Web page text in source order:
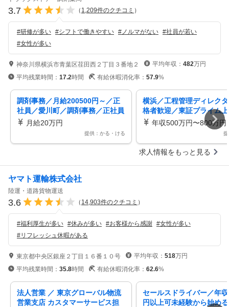
3.7 （ 1,209件のクチコミ ）
#研修が多い #シフトで働きやすい #ノルマがない #社員が若い
#女性が多い
神奈川県横浜市青葉区荏田西２丁目３番地２ 平均年収： 482万円
平均残業時間： 17.2時間 有給休暇消化率： 57.9%
調剤事務／月給200500円～／正
社員／愛川町／調剤事務／正社員
／未経験者大歓迎／ＯＪＴで成長
をサポート／年間休日１２０日／
月給20万円
提供：かる・ける
横浜／工程管理ディレク
格者歓迎／東証プライム
エイトSDグループ／直行
年収500万円〜800万円
求人情報をもっと見る
ヤマト運輸株式会社
陸運・道路貨物運送
3.6 （ 14,903件のクチコミ ）
#福利厚生が多い #休みが多い #お客様から感謝 #女性が多い
#リフレッシュ休暇がある
東京都中央区銀座２丁目１６番１０号 平均年収： 518万円
平均残業時間： 35.8時間 有給休暇消化率： 62.6%
法人営業 ／ 東京グローバル物流
営業支店 カスタマーサービス担
セールスドライバー／年
円以上可未経験から始め